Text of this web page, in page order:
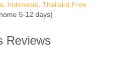
Indonesia, Thailand,Free
5-12 days)
Reviews